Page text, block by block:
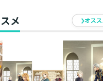
ディアーナが見られるので
リーヌ（Canarinu）
せていただいております、
メ オス